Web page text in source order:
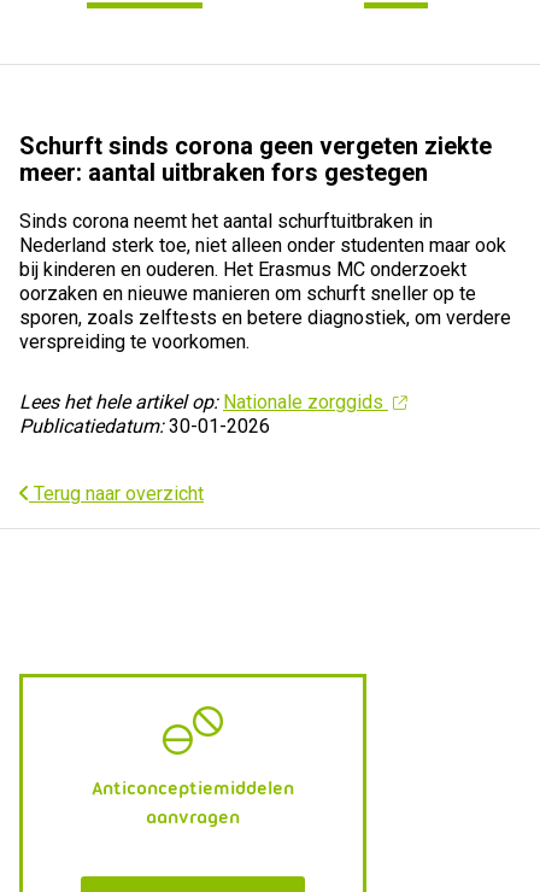
Schurft sinds corona geen vergeten ziekte
meer: aantal uitbraken fors gestegen
Sinds corona neemt het aantal schurftuitbraken in
Nederland sterk toe, niet alleen onder studenten maar ook
bij kinderen en ouderen. Het Erasmus MC onderzoekt
oorzaken en nieuwe manieren om schurft sneller op te
sporen, zoals zelftests en betere diagnostiek, om verdere
verspreiding te voorkomen.
Lees het hele artikel op: Nationale zorggids
Publicatiedatum:30-01-2026
Terug naar overzicht
Anticonceptiemiddelen
aanvragen